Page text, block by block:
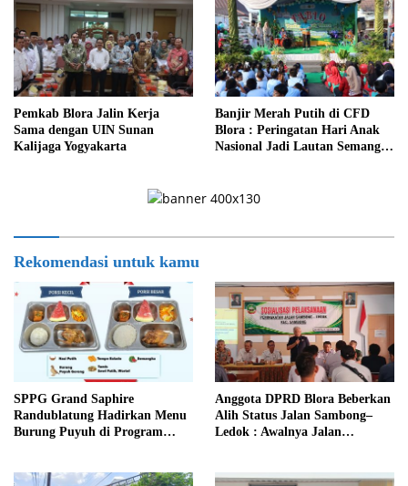
‎Pemkab Blora Jalin Kerja
Sama dengan UIN Sunan
Kalijaga Yogyakarta
Banjir Merah Putih di CFD
Blora : Peringatan Hari Anak
Nasional Jadi Lautan Semangat
Rekomendasi untuk kamu
SPPG Grand Saphire
Randublatung Hadirkan Menu
Burung Puyuh di Program
Anggota DPRD Blora Beberkan
Alih Status Jalan Sambong–
Ledok : Awalnya Jalan